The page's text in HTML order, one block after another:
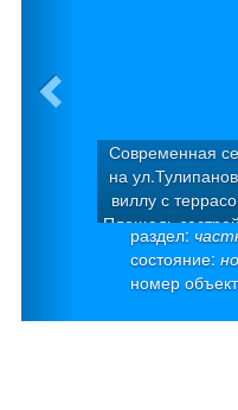
раздел:
состояние:
номер
Современная
на
виллу с
Площадь
2020 г. по
Расположение